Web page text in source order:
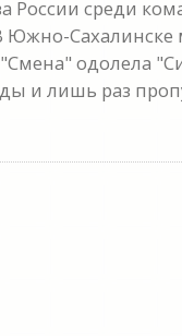
среди
Южно-
одолела
и лишь раз